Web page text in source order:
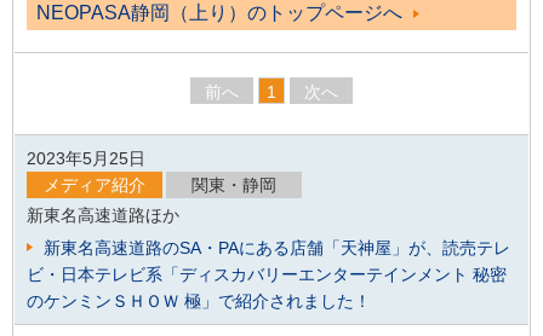
NEOPASA静岡（上り）のトップページへ
前へ 1 次へ
2023年5月25日
メディア紹介
関東・静岡
新東名高速道路ほか
新東名高速道路のSA・PAにある店舗「天神屋」が、読売テレ
ビ・日本テレビ系「ディスカバリーエンターテインメント 秘密
のケンミンＳＨＯＷ 極」で紹介されました！